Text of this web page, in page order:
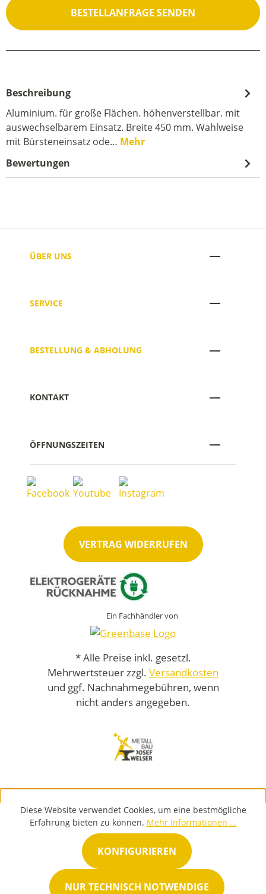
BESTELLANFRAGE SENDEN
Beschreibung
Aluminium. für große Flächen. höhenverstellbar. mit
auswechselbarem Einsatz. Breite 450 mm. Wahlweise
mit Bürsteneinsatz ode… Mehr
Bewertungen
ÜBER UNS
SERVICE
BESTELLUNG & ABHOLUNG
KONTAKT
ÖFFNUNGSZEITEN
VERTRAG WIDERRUFEN
Ein Fachhändler von
* Alle Preise inkl. gesetzl.
Mehrwertsteuer zzgl. Versandkosten
und ggf. Nachnahmegebühren, wenn
nicht anders angegeben.
Diese Website verwendet Cookies, um eine bestmögliche
Erfahrung bieten zu können. Mehr Informationen ...
NUR TECHNISCH NOTWENDIGE
KONFIGURIEREN